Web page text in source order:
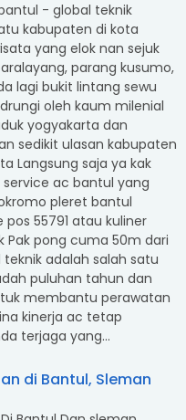
- global teknik
kabupaten di kota
yang elok nan sejuk
parang kusumo,
lagi bukit lintang sewu
oleh kaum milenial
yogyakarta dan
sedikit ulasan kabupaten
Langsung saja ya kak
ac bantul yang
pleret bantul
55791 atau kuliner
Pak pong cuma 50m dari
adalah salah satu
puluhan tahun dan
membantu perawatan
kinerja ac tetap
terjaga yang...
di Bantul, Sleman